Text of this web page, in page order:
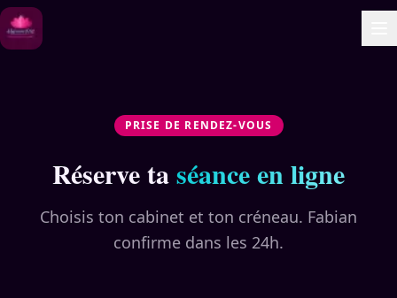
PRISE DE RENDEZ-VOUS
Réserve taséance en ligne
Choisis ton cabinet et ton créneau. Fabian
confirme dans les 24h.